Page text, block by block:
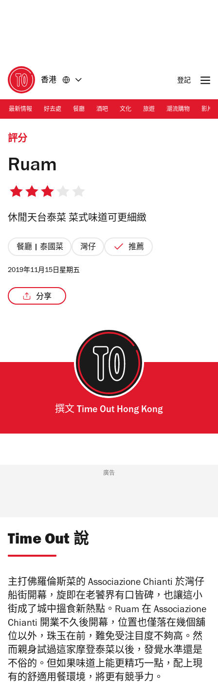
香港 登記
最新情報 好去處 餐廳 酒吧 文化 旅遊 潮流購物 影片
Photograph: Courtesy Ruam
評分
Ruam
3/5
休閒天台泰菜 菜式味道可更細緻
餐廳 | 泰國菜 灣仔 推薦
2019年11月15日星期五
分享
撰文 Time Out Hong Kong
廣告
Time Out 說
主打佛羅倫斯菜的 Associazione Chianti 於灣仔
船街開幕，旋即在老饕界有口皆碑，也讓這小
街成了城中搵食新熱點。Ruam 在 Associazione
Chianti 開業不久後開幕，位置也僅落在幾個舖
位以外，珠玉在前，難免受注目度不夠高。然
而親身試過這家摩登泰菜以後，發覺水準還是
不俗的。但如果味道上能更精巧一點，配上現
有的舒適用餐環境，將更有競爭力。